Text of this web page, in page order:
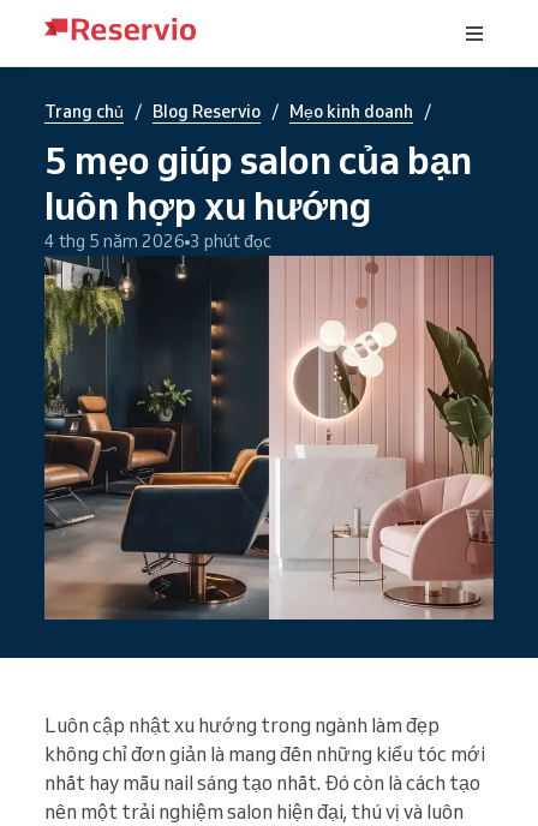
Trang chủ / Blog Reservio / Mẹo kinh doanh /
5 mẹo giúp salon của bạn
luôn hợp xu hướng
4 thg 5 năm 2026 3 phút đọc
Luôn cập nhật xu hướng trong ngành làm đẹp
không chỉ đơn giản là mang đến những kiểu tóc mới
nhất hay mẫu nail sáng tạo nhất. Đó còn là cách tạo
nên một trải nghiệm salon hiện đại, thú vị và luôn